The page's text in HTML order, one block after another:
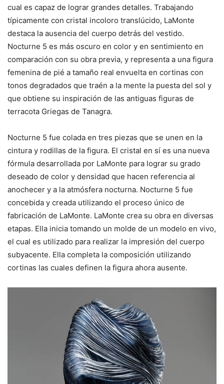
cual es capaz de lograr grandes detalles. Trabajando
típicamente con cristal incoloro translúcido, LaMonte
destaca la ausencia del cuerpo detrás del vestido.
Nocturne 5 es más oscuro en color y en sentimiento en
comparación con su obra previa, y representa a una figura
femenina de pié a tamaño real envuelta en cortinas con
tonos degradados que traén a la mente la puesta del sol y
que obtiene su inspiración de las antiguas figuras de
terracota Griegas de Tanagra.
Nocturne 5 fue colada en tres piezas que se unen en la
cintura y rodillas de la figura. El cristal en sí es una nueva
fórmula desarrollada por LaMonte para lograr su grado
deseado de color y densidad que hacen referencia al
anochecer y a la atmósfera nocturna. Nocturne 5 fue
concebida y creada utilizando el proceso único de
fabricación de LaMonte. LaMonte crea su obra en diversas
etapas. Ella inicia tomando un molde de un modelo en vivo,
el cual es utilizado para realizar la impresión del cuerpo
subyacente. Ella completa la composición utilizando
cortinas las cuales definen la figura ahora ausente.